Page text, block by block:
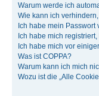
Warum werde ich
Wie kann ich
Ich habe mein Passwort
Ich habe mich
Ich habe mich vor
Was ist COPPA?
Warum kann ich mich
Wozu ist die „Alle